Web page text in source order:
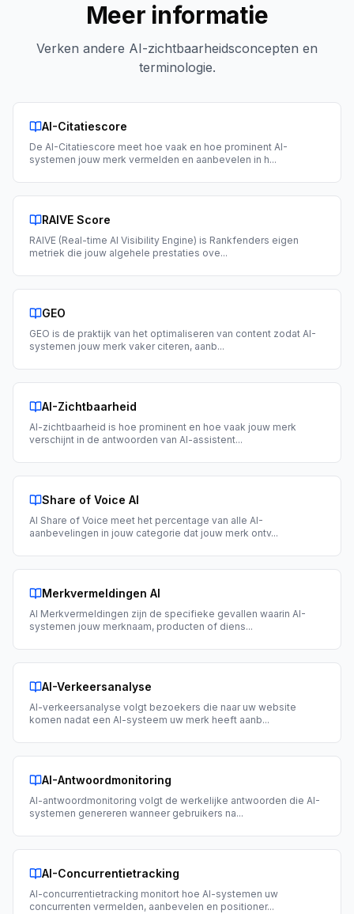
Meer informatie
Verken andere AI-zichtbaarheidsconcepten en
terminologie.
AI-Citatiescore
De AI-Citatiescore meet hoe vaak en hoe prominent AI-
systemen jouw merk vermelden en aanbevelen in h...
RAIVE Score
RAIVE (Real-time AI Visibility Engine) is Rankfenders eigen
metriek die jouw algehele prestaties ove...
GEO
GEO is de praktijk van het optimaliseren van content zodat AI-
systemen jouw merk vaker citeren, aanb...
AI-Zichtbaarheid
AI-zichtbaarheid is hoe prominent en hoe vaak jouw merk
verschijnt in de antwoorden van AI-assistent...
Share of Voice AI
AI Share of Voice meet het percentage van alle AI-
aanbevelingen in jouw categorie dat jouw merk ontv...
Merkvermeldingen AI
AI Merkvermeldingen zijn de specifieke gevallen waarin AI-
systemen jouw merknaam, producten of diens...
AI-Verkeersanalyse
AI-verkeersanalyse volgt bezoekers die naar uw website
komen nadat een AI-systeem uw merk heeft aanb...
AI-Antwoordmonitoring
AI-antwoordmonitoring volgt de werkelijke antwoorden die AI-
systemen genereren wanneer gebruikers na...
AI-Concurrentietracking
AI-concurrentietracking monitort hoe AI-systemen uw
concurrenten vermelden, aanbevelen en positioner...